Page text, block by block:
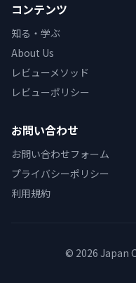
コンテンツ
知る・学ぶ
About Us
レビューメソッド
レビューポリシー
お問い合わせ
お問い合わせフォーム
プライバシーポリシー
利用規約
© 2026 Japan